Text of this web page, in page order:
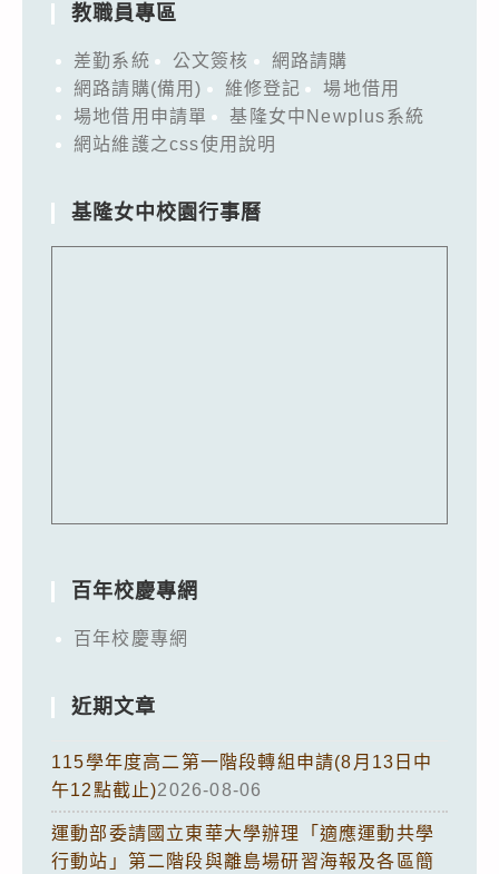
教職員專區
差勤系統 公文簽核
網路請購
網路請購(備用)
維修登記
場地借用
場地借用申請單
基隆女中Newplus系統
網站維護之css使用說明
基隆女中校園行事曆
百年校慶專網
百年校慶專網
近期文章
115學年度高二第一階段轉組申請(8月13日中
午12點截止)2026-08-06
運動部委請國立東華大學辦理「適應運動共學
行動站」第二階段與離島場研習海報及各區簡